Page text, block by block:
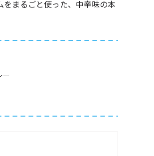
まるごと使った、中辛味の本
ー